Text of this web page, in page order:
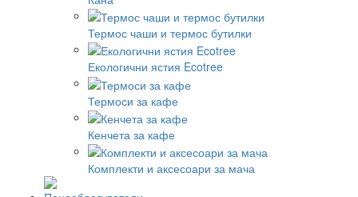
Термос чаши и термос бутилки
Екологични ястия Ecotree
Термоси за кафе
Кенчета за кафе
Комплекти и аксесоари за мача